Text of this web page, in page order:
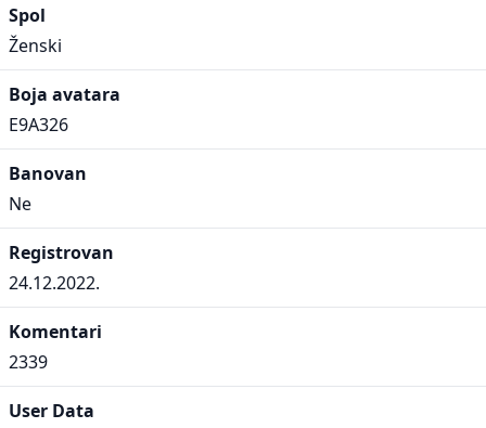
Spol
Ženski
Boja avatara
E9A326
Banovan
Ne
Registrovan
24.12.2022.
Komentari
2339
User Data